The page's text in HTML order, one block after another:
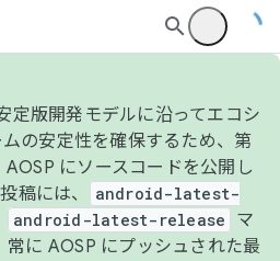
定版開発モデルに沿ってエコシ
の安定性を確保するため、第
にソースコードを公開し
稿には、
android-latest-
android-latest-release
マ
に AOSP にプッシュされた最